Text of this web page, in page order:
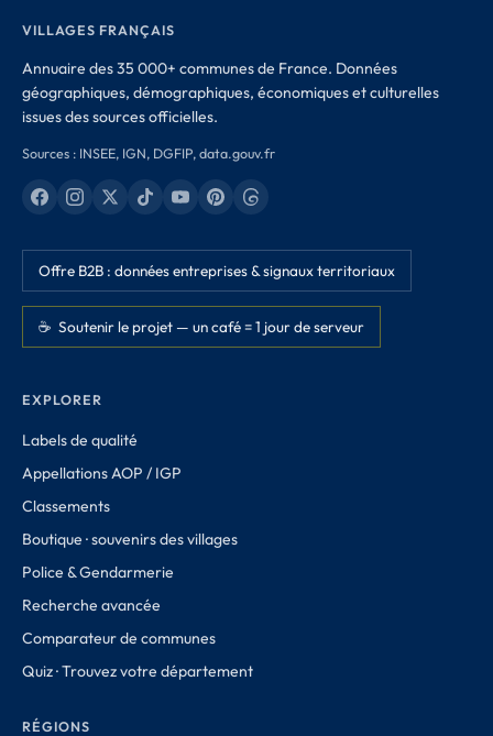
VILLAGES FRANÇAIS
Annuaire des 35 000+ communes de France. Données
géographiques, démographiques, économiques et culturelles
issues des sources officielles.
Sources : INSEE, IGN, DGFIP, data.gouv.fr
Offre B2B : données entreprises & signaux territoriaux
☕ Soutenir le projet — un café = 1 jour de serveur
EXPLORER
Labels de qualité
Appellations AOP / IGP
Classements
Boutique · souvenirs des villages
Police & Gendarmerie
Recherche avancée
Comparateur de communes
Quiz · Trouvez votre département
RÉGIONS